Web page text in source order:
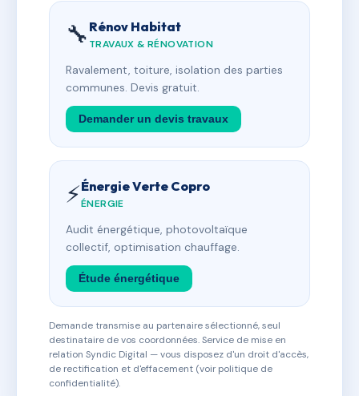
🔧 Rénov Habitat
TRAVAUX & RÉNOVATION
Ravalement, toiture, isolation des parties
communes. Devis gratuit.
Demander un devis travaux
⚡Énergie Verte Copro
ÉNERGIE
Audit énergétique, photovoltaïque
collectif, optimisation chauffage.
Étude énergétique
Demande transmise au partenaire sélectionné, seul
destinataire de vos coordonnées. Service de mise en
relation Syndic Digital — vous disposez d'un droit d'accès,
de rectification et d'effacement (voir politique de
confidentialité).